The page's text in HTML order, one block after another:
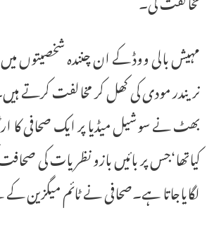
مہیش بالی ووڈ کے ان چنندہ شخصیتوں
نریندر مودی کی کھل کر مخالفت کرتے
بھٹ نے سوشیل میڈیا پر ایک صحافی کا
کیاتھا‘جس پر بائیں بازو نظریات کی
لگایاجاتا ہے۔صحافی نے ٹائم میگزین کے